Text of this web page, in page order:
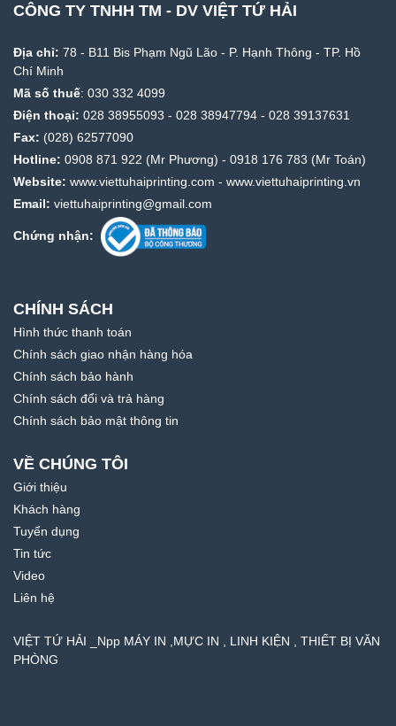
CÔNG TY TNHH TM - DV VIỆT TỨ HẢI
Địa chỉ: 78 - B11 Bis Phạm Ngũ Lão - P. Hạnh Thông - TP. Hồ
Chí Minh
Mã số thuế: 030 332 4099
Điện thoại: 028 38955093 - 028 38947794 - 028 39137631
Fax: (028) 62577090
Hotline: 0908 871 922 (Mr Phương) - 0918 176 783 (Mr Toán)
Website: www.viettuhaiprinting.com - www.viettuhaiprinting.vn
Email: viettuhaiprinting@gmail.com
Chứng nhận:
CHÍNH SÁCH
Hình thức thanh toán
Chính sách giao nhận hàng hóa
Chính sách bảo hành
Chính sách đổi và trả hàng
Chính sách bảo mật thông tin
VỀ CHÚNG TÔI
Giới thiệu
Khách hàng
Tuyển dụng
Tin tức
Video
Liên hệ
VIỆT TỨ HẢI _Npp MÁY IN ,MỰC IN , LINH KIỆN , THIẾT BỊ VĂN
PHÒNG